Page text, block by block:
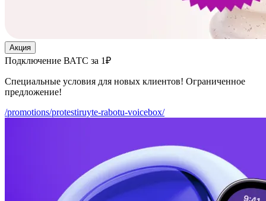
Акция
Подключение ВАТС за 1₽
Специальные условия для новых клиентов! Ограниченное
предложение!
/promotions/protestiruyte-rabotu-voicebox/